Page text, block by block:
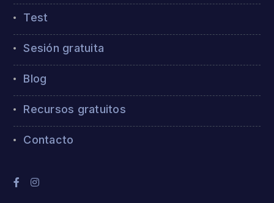
Test
Sesión gratuita
Blog
Recursos gratuitos
Contacto